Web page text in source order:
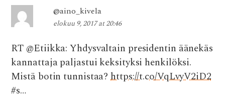
@aino_kivela
elokuu 9, 2017 at 20:46
RT @Etiikka: Yhdysvaltain presidentin äänekäs
kannattaja paljastui keksityksi henkilöksi.
Mistä botin tunnistaa?https://t.co/VqLvyV2iD2
#s…